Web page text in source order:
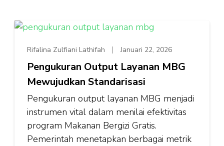
Rifalina Zulfiani Lathifah Januari 22, 2026
Pengukuran Output Layanan MBG
Mewujudkan Standarisasi
Pengukuran output layanan MBG menjadi
instrumen vital dalam menilai efektivitas
program Makanan Bergizi Gratis.
Pemerintah menetapkan berbagai metrik